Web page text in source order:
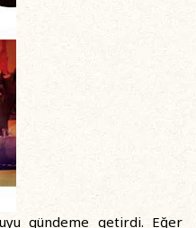
gündeme getirdi. Eğer